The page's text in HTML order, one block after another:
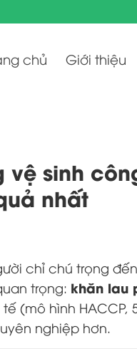
chủ Giới thiệu
vệ sinh
nhất
chỉ chú trọng
trọng: khăn lau
(mô hình HACCP,
nghiệp hơn.